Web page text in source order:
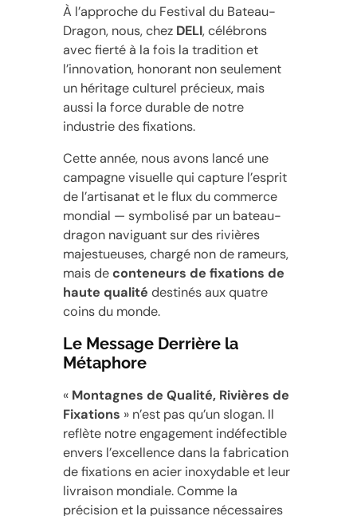
À l’approche du Festival du Bateau-
Dragon, nous, chez DELI, célébrons
avec fierté à la fois la tradition et
l’innovation, honorant non seulement
un héritage culturel précieux, mais
aussi la force durable de notre
industrie des fixations.
Cette année, nous avons lancé une
campagne visuelle qui capture l’esprit
de l’artisanat et le flux du commerce
mondial — symbolisé par un bateau-
dragon naviguant sur des rivières
majestueuses, chargé non de rameurs,
mais de conteneurs de fixations de
haute qualité destinés aux quatre
coins du monde.
Le Message Derrière la
Métaphore
« Montagnes de Qualité, Rivières de
Fixations » n’est pas qu’un slogan. Il
reflète notre engagement indéfectible
envers l’excellence dans la fabrication
de fixations en acier inoxydable et leur
livraison mondiale. Comme la
précision et la puissance nécessaires